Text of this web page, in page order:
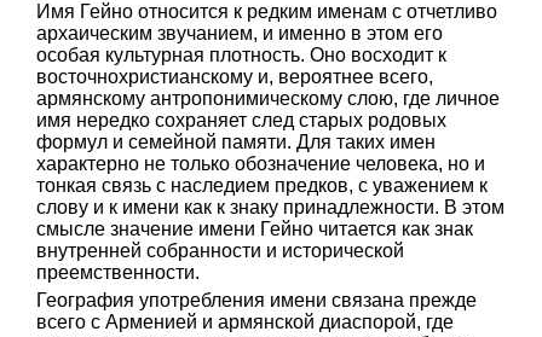
Имя Гейно относится к редким именам с отчетливо
архаическим звучанием, и именно в этом его
особая культурная плотность. Оно восходит к
восточнохристианскому и, вероятнее всего,
армянскому антропонимическому слою, где личное
имя нередко сохраняет след старых родовых
формул и семейной памяти. Для таких имен
характерно не только обозначение человека, но и
тонкая связь с наследием предков, с уважением к
слову и к имени как к знаку принадлежности. В этом
смысле значение имени Гейно читается как знак
внутренней собранности и исторической
преемственности.
География употребления имени связана прежде
всего с Арменией и армянской диаспорой, где